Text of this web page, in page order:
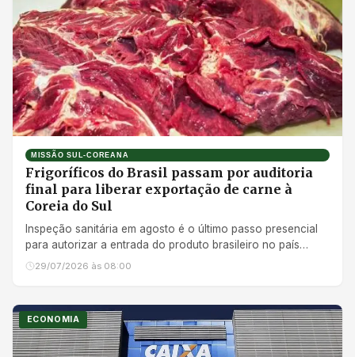
MISSÃO SUL-COREANA
Frigoríficos do Brasil passam por auditoria
final para liberar exportação de carne à
Coreia do Sul
Inspeção sanitária em agosto é o último passo presencial
para autorizar a entrada do produto brasileiro no país
asiático
29/07/2026 às 08:00
ECONOMIA